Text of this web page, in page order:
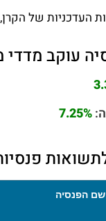
העדכניות של
עוקב מדדי
7.25%
שם הפנסיה